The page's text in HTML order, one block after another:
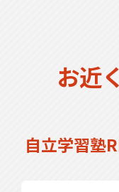
お近
自立学習塾